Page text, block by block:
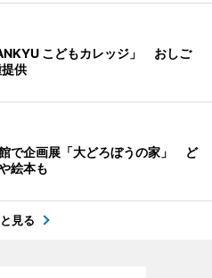
こどもカレッジ」 おしご
供
で企画展「大どろぼうの家」 ど
絵本も
見る